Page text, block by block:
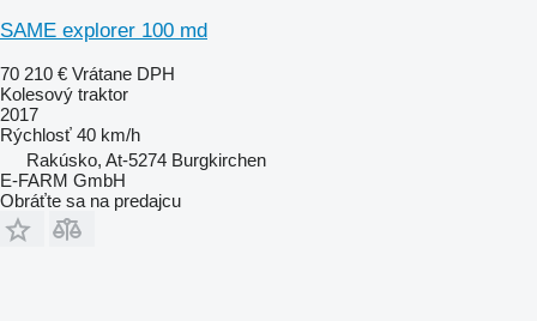
SAME explorer 100 md
70 210 € Vrátane DPH
Kolesový traktor
2017
Rýchlosť 40 km/h
Rakúsko, At-5274 Burgkirchen
E-FARM GmbH
Obráťte sa na predajcu